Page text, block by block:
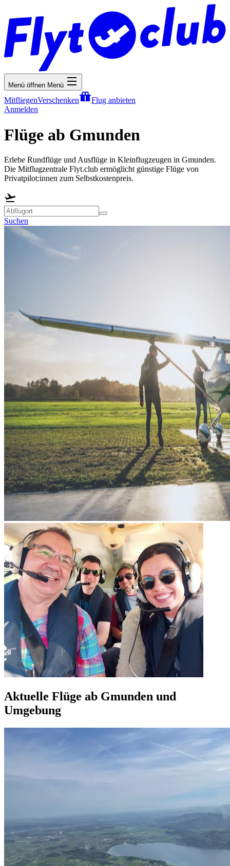
Menü öffnen Menü
MitfliegenVerschenken
Flug anbieten
Anmelden
Flüge ab Gmunden
Erlebe Rundflüge und Ausflüge in Kleinflugzeugen in Gmunden.
Die Mitflugzentrale Flyt.club ermöglicht günstige Flüge von
Privatpilot:innen zum Selbstkostenpreis.
Suchen
Aktuelle Flüge ab Gmunden und
Umgebung